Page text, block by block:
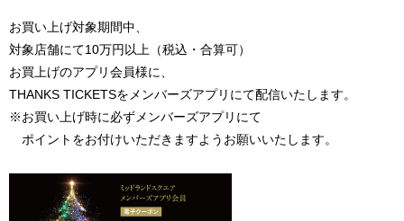
お買い上げ対象期間中、
対象店舗にて10万円以上（税込・合算可）
お買上げのアプリ会員様に、
THANKS TICKETSをメンバーズアプリにて配信いたします。
※お買い上げ時に必ずメンバーズアプリにて
ポイントをお付けいただきますようお願いいたします。